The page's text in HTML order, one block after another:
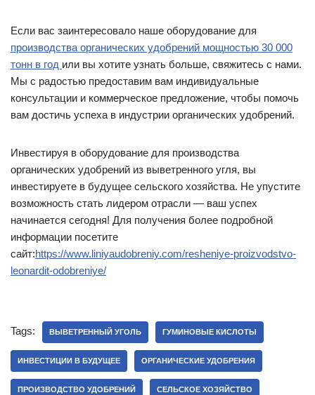
Если вас заинтересовало наше оборудование для
производства органических удобрений мощностью 30 000
тонн в год или вы хотите узнать больше, свяжитесь с нами.
Мы с радостью предоставим вам индивидуальные
консультации и коммерческое предложение, чтобы помочь
вам достичь успеха в индустрии органических удобрений.
Инвестируя в оборудование для производства
органических удобрений из выветренного угля, вы
инвестируете в будущее сельского хозяйства. Не упустите
возможность стать лидером отрасли — ваш успех
начинается сегодня! Для получения более подробной
информации посетите
сайт:https://www.liniyaudobreniy.com/resheniye-proizvodstvo-
leonardit-odobreniye/
Tags: ВЫВЕТРЕННЫЙ УГОЛЬ ГУМИНОВЫЕ КИСЛОТЫ
ИНВЕСТИЦИИ В БУДУЩЕЕ ОРГАНИЧЕСКИЕ УДОБРЕНИЯ
ПРОИЗВОДСТВО УДОБРЕНИЙ СЕЛЬСКОЕ ХОЗЯЙСТВО